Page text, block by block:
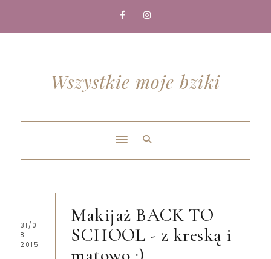
Wszystkie moje bziki
31/0
8
2015
Makijaż BACK TO
SCHOOL - z kreską i